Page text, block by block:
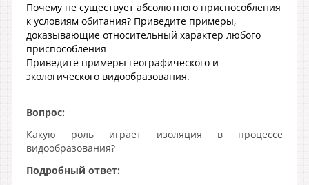
Почему не существует абсолютного приспособления
к условиям обитания? Приведите примеры,
доказывающие относительный характер любого
приспособления
Приведите примеры географического и
экологического видообразования.
Вопрос:
Какую роль играет изоляция в процессе
видообразования?
Подробный ответ: